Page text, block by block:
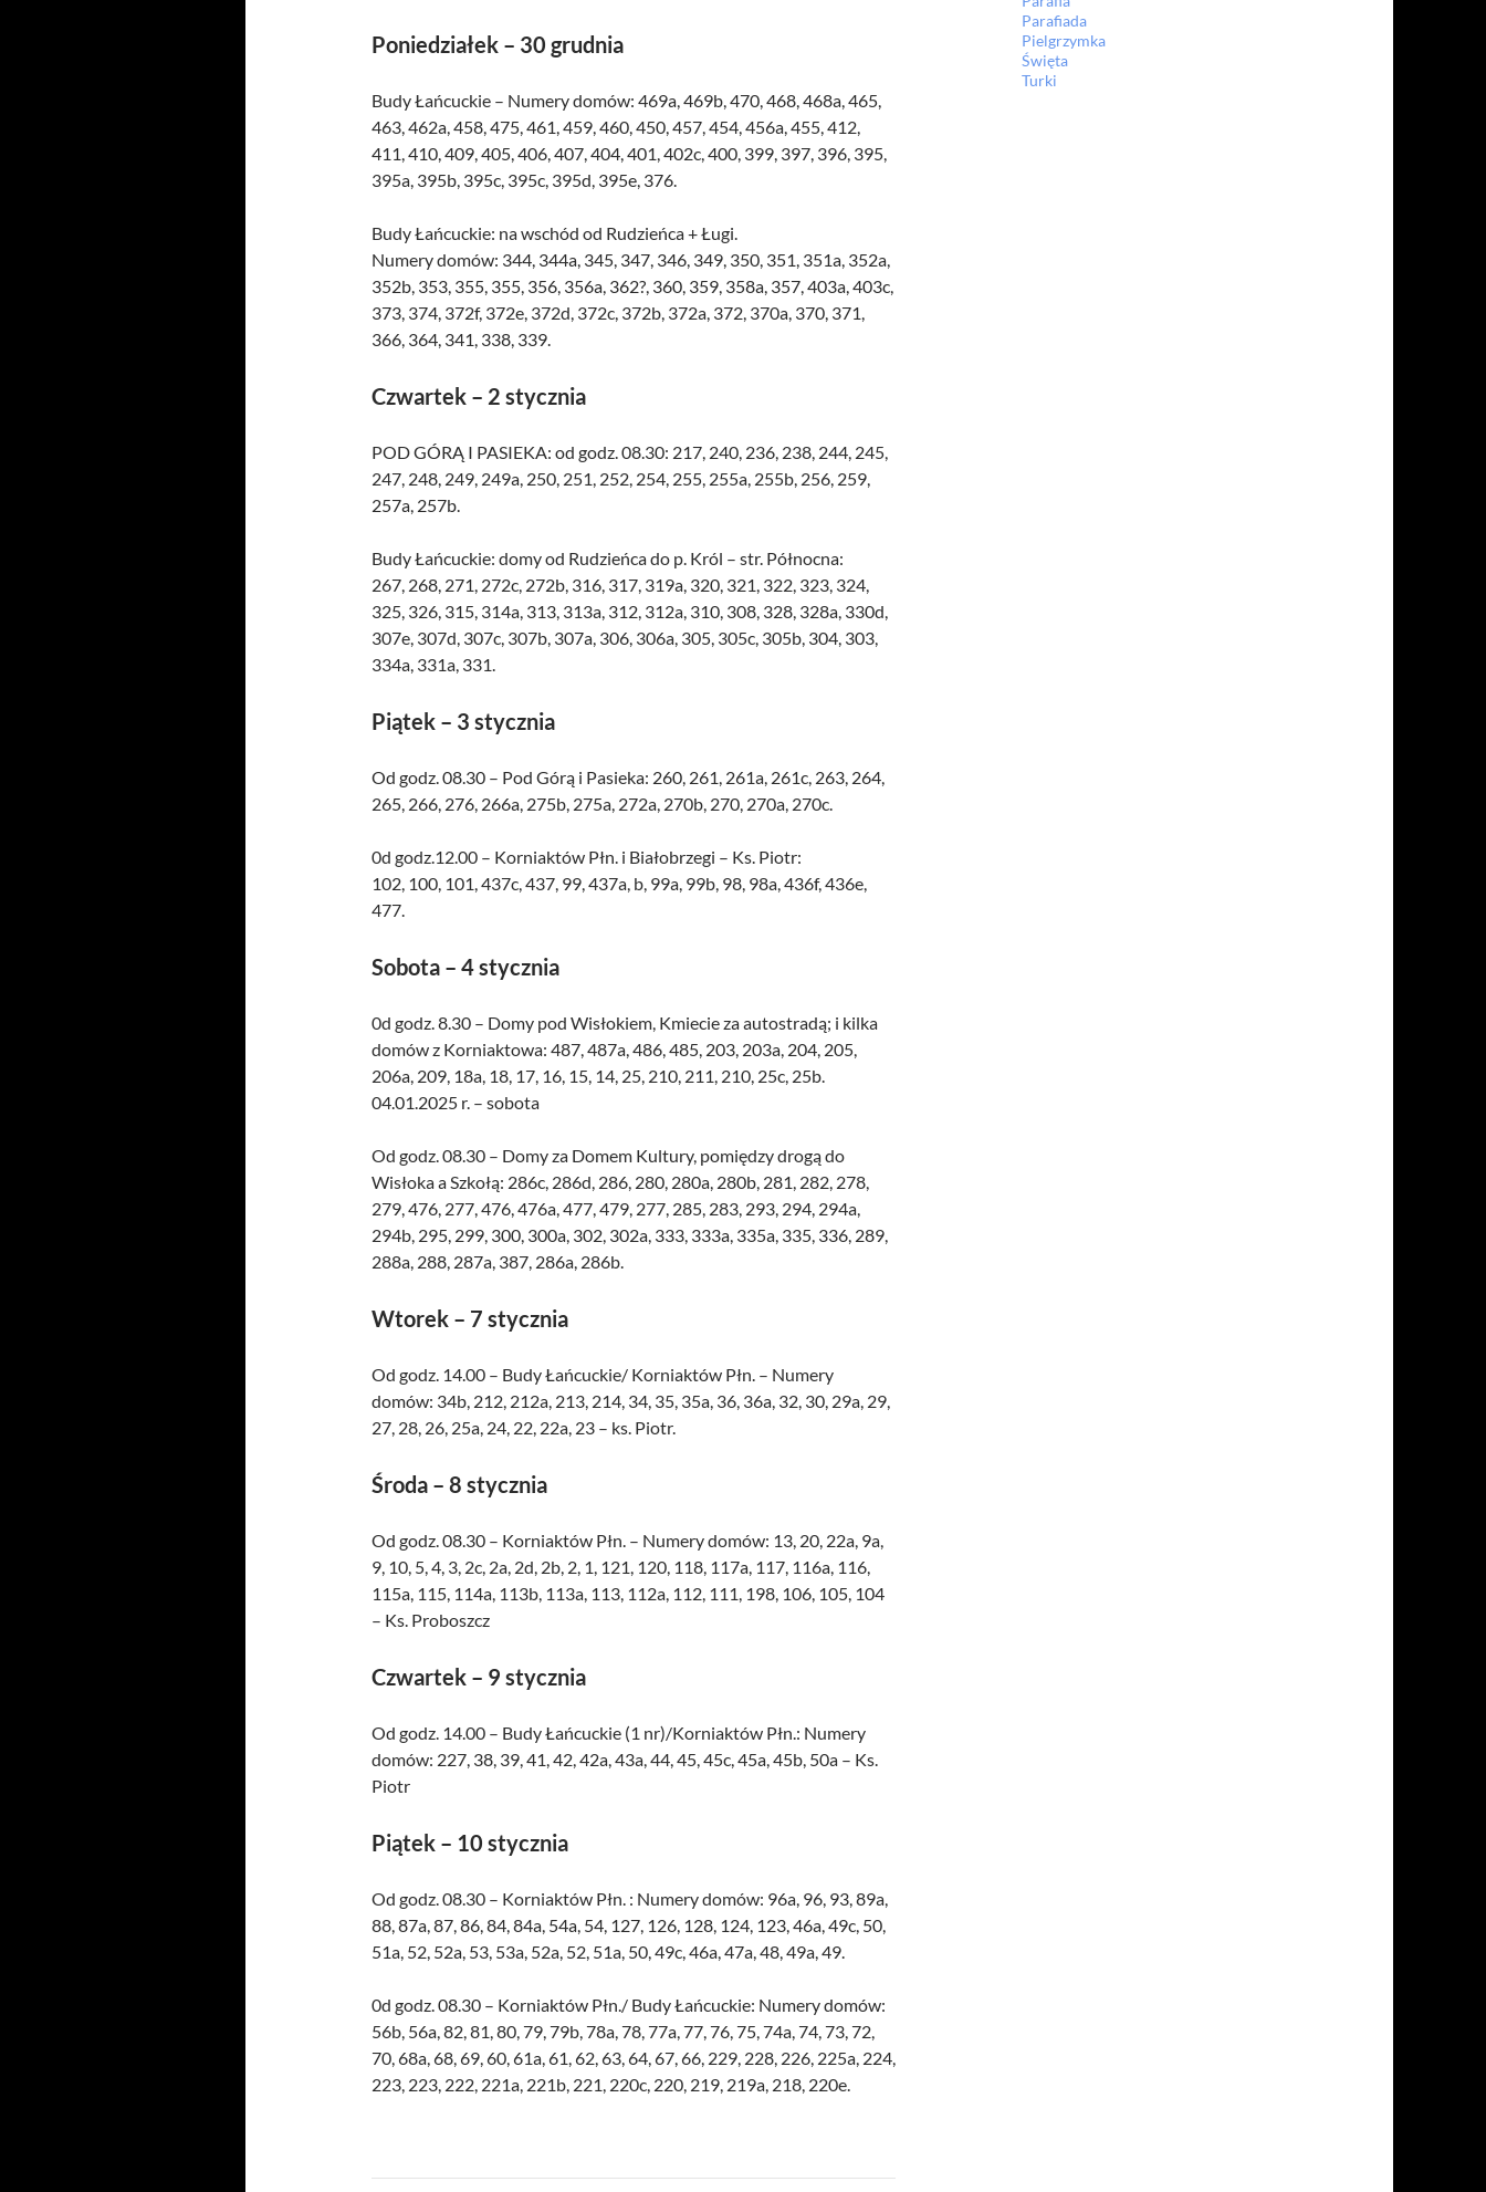
Poniedziałek – 30 grudnia
Budy Łańcuckie – Numery domów: 469a, 469b, 470, 468, 468a, 465,
463, 462a, 458, 475, 461, 459, 460, 450, 457, 454, 456a, 455, 412,
411, 410, 409, 405, 406, 407, 404, 401, 402c, 400, 399, 397, 396, 395,
395a, 395b, 395c, 395c, 395d, 395e, 376.
Budy Łańcuckie: na wschód od Rudzieńca + Ługi.
Numery domów: 344, 344a, 345, 347, 346, 349, 350, 351, 351a, 352a,
352b, 353, 355, 355, 356, 356a, 362?, 360, 359, 358a, 357, 403a, 403c,
373, 374, 372f, 372e, 372d, 372c, 372b, 372a, 372, 370a, 370, 371,
366, 364, 341, 338, 339.
Czwartek – 2 stycznia
POD GÓRĄ I PASIEKA: od godz. 08.30: 217, 240, 236, 238, 244, 245,
247, 248, 249, 249a, 250, 251, 252, 254, 255, 255a, 255b, 256, 259,
257a, 257b.
Budy Łańcuckie: domy od Rudzieńca do p. Król – str. Północna:
267, 268, 271, 272c, 272b, 316, 317, 319a, 320, 321, 322, 323, 324,
325, 326, 315, 314a, 313, 313a, 312, 312a, 310, 308, 328, 328a, 330d,
307e, 307d, 307c, 307b, 307a, 306, 306a, 305, 305c, 305b, 304, 303,
334a, 331a, 331.
Piątek – 3 stycznia
Od godz. 08.30 – Pod Górą i Pasieka: 260, 261, 261a, 261c, 263, 264,
265, 266, 276, 266a, 275b, 275a, 272a, 270b, 270, 270a, 270c.
0d godz.12.00 – Korniaktów Płn. i Białobrzegi – Ks. Piotr:
102, 100, 101, 437c, 437, 99, 437a, b, 99a, 99b, 98, 98a, 436f, 436e,
477.
Sobota – 4 stycznia
0d godz. 8.30 – Domy pod Wisłokiem, Kmiecie za autostradą; i kilka
domów z Korniaktowa: 487, 487a, 486, 485, 203, 203a, 204, 205,
206a, 209, 18a, 18, 17, 16, 15, 14, 25, 210, 211, 210, 25c, 25b.
04.01.2025 r. – sobota
Od godz. 08.30 – Domy za Domem Kultury, pomiędzy drogą do
Wisłoka a Szkołą: 286c, 286d, 286, 280, 280a, 280b, 281, 282, 278,
279, 476, 277, 476, 476a, 477, 479, 277, 285, 283, 293, 294, 294a,
294b, 295, 299, 300, 300a, 302, 302a, 333, 333a, 335a, 335, 336, 289,
288a, 288, 287a, 387, 286a, 286b.
Wtorek – 7 stycznia
Od godz. 14.00 – Budy Łańcuckie/ Korniaktów Płn. – Numery
domów: 34b, 212, 212a, 213, 214, 34, 35, 35a, 36, 36a, 32, 30, 29a, 29,
27, 28, 26, 25a, 24, 22, 22a, 23 – ks. Piotr.
Środa – 8 stycznia
Od godz. 08.30 – Korniaktów Płn. – Numery domów: 13, 20, 22a, 9a,
9, 10, 5, 4, 3, 2c, 2a, 2d, 2b, 2, 1, 121, 120, 118, 117a, 117, 116a, 116,
115a, 115, 114a, 113b, 113a, 113, 112a, 112, 111, 198, 106, 105, 104
– Ks. Proboszcz
Czwartek – 9 stycznia
Od godz. 14.00 – Budy Łańcuckie (1 nr)/Korniaktów Płn.: Numery
domów: 227, 38, 39, 41, 42, 42a, 43a, 44, 45, 45c, 45a, 45b, 50a – Ks.
Piotr
Piątek – 10 stycznia
Od godz. 08.30 – Korniaktów Płn. : Numery domów: 96a, 96, 93, 89a,
88, 87a, 87, 86, 84, 84a, 54a, 54, 127, 126, 128, 124, 123, 46a, 49c, 50,
51a, 52, 52a, 53, 53a, 52a, 52, 51a, 50, 49c, 46a, 47a, 48, 49a, 49.
0d godz. 08.30 – Korniaktów Płn./ Budy Łańcuckie: Numery domów:
56b, 56a, 82, 81, 80, 79, 79b, 78a, 78, 77a, 77, 76, 75, 74a, 74, 73, 72,
70, 68a, 68, 69, 60, 61a, 61, 62, 63, 64, 67, 66, 229, 228, 226, 225a, 224,
223, 223, 222, 221a, 221b, 221, 220c, 220, 219, 219a, 218, 220e.
Parafiada
Pielgrzymka
Święta
Turki